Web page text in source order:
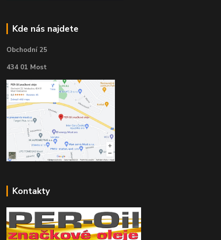
Kde nás najdete
Obchodní 25
434 01 Most
Kontakty